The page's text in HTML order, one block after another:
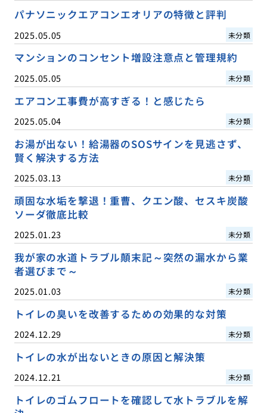
パナソニックエアコンエオリアの特徴と評判
2025.05.05 未分類
マンションのコンセント増設注意点と管理規約
2025.05.05 未分類
エアコン工事費が高すぎる！と感じたら
2025.05.04 未分類
お湯が出ない！給湯器のSOSサインを見逃さず、
賢く解決する方法
2025.03.13 未分類
頑固な水垢を撃退！重曹、クエン酸、セスキ炭酸
ソーダ徹底比較
2025.01.23 未分類
我が家の水道トラブル顛末記～突然の漏水から業
者選びまで～
2025.01.03 未分類
トイレの臭いを改善するための効果的な対策
2024.12.29 未分類
トイレの水が出ないときの原因と解決策
2024.12.21 未分類
トイレのゴムフロートを確認して水トラブルを解